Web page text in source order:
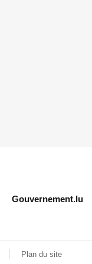
Gouvernement.lu
Plan du site